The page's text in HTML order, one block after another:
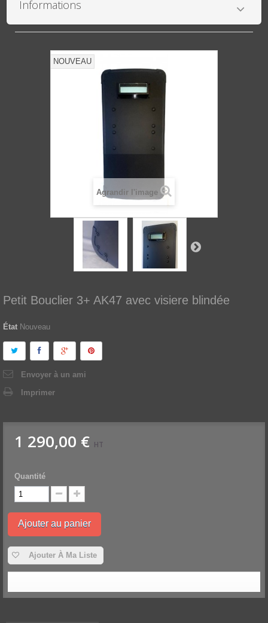
Informations
NOUVEAU
Agrandir l'image
Petit Bouclier 3+ AK47 avec visiere blindée
État Nouveau
Envoyer à un ami
Imprimer
1 290,00 € HT
Quantité
Ajouter au panier
Ajouter À Ma Liste